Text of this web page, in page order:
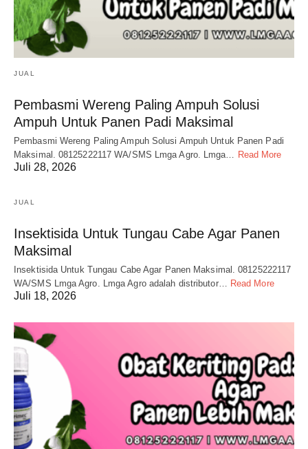
JUAL
Pembasmi Wereng Paling Ampuh Solusi
Ampuh Untuk Panen Padi Maksimal
Pembasmi Wereng Paling Ampuh Solusi Ampuh Untuk Panen Padi
Maksimal. 08125222117 WA/SMS Lmga Agro. Lmga… Read More
Juli 28, 2026
JUAL
Insektisida Untuk Tungau Cabe Agar Panen
Maksimal
Insektisida Untuk Tungau Cabe Agar Panen Maksimal. 08125222117
WA/SMS Lmga Agro. Lmga Agro adalah distributor… Read More
Juli 18, 2026